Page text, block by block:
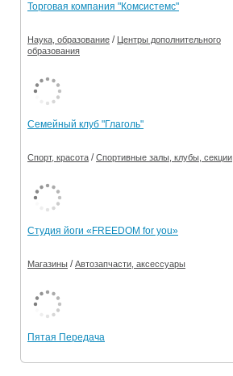
Торговая компания "Комсистемс"
Наука, образование / Центры дополнительного
образования
Семейный клуб "Глаголь"
Спорт, красота /Спортивные залы, клубы, секции
Студия йоги «FREEDOM for you»
Магазины /Автозапчасти, аксессуары
Пятая Передача